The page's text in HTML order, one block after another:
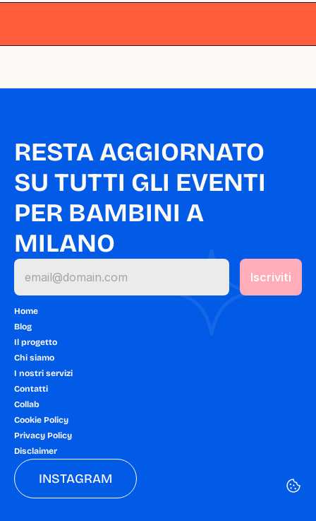
RESTA AGGIORNATO
SU TUTTI GLI EVENTI
PER BAMBINI A
MILANO
Home
Blog
Il progetto
Chi siamo
I nostri servizi
Contatti
Collab
Cookie Policy
Privacy Policy
Disclaimer
INSTAGRAM